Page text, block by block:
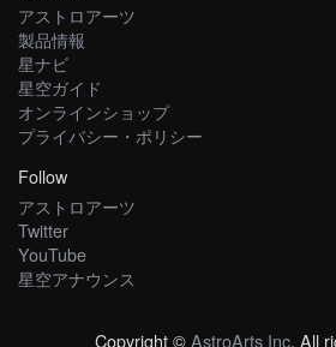
アストロアーツ
製品情報
星ナビ
星空ガイド
オンラインショップ
プライバシー・ポリシー
Follow
アストロアーツ
Twitter
YouTube
星空アナウンス
Copyright ©AstroArts Inc. All